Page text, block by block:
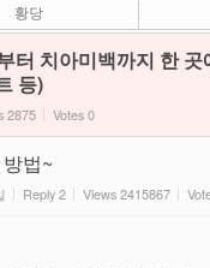
황당
터 치아미백까지 한
등)
2875 Votes0
법~
Reply2 Views2415867